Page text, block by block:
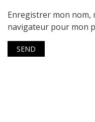
Enregistrer mon nom,
navigateur pour mon